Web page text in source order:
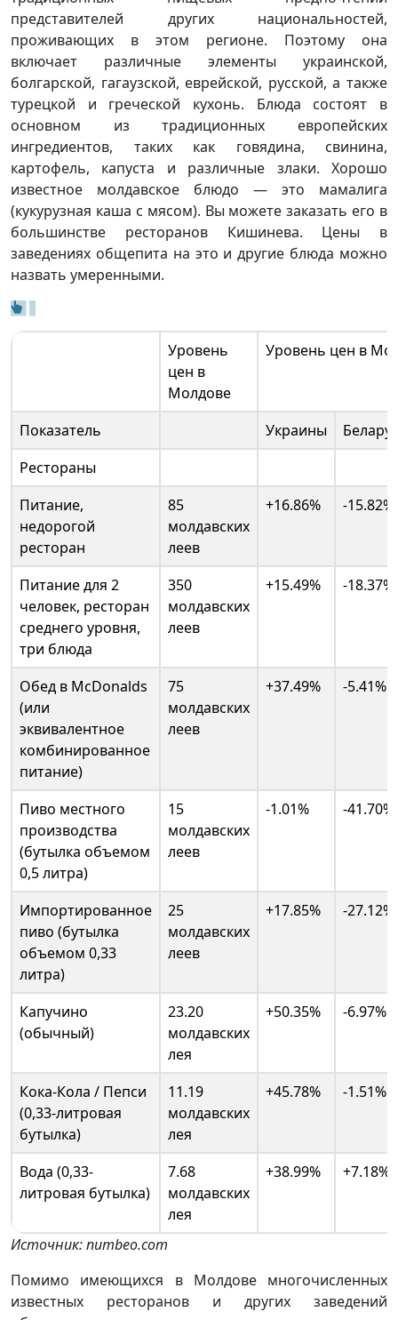
представителей других национальностей,
проживающих в этом регионе. Поэтому она
включает различные элементы украинской,
болгарской, гагаузской, еврейской, русской, а также
турецкой и греческой кухонь. Блюда состоят в
основном из традиционных европейских
ингредиентов, таких как говядина, свинина,
картофель, капуста и различные злаки. Хорошо
известное молдавское блюдо — это мамалига
(кукурузная каша с мясом). Вы можете заказать его в
большинстве ресторанов Кишинева. Цены в
заведениях общепита на это и другие блюда можно
назвать умеренными.
Уровень
цен в
Молдове
Уровень цен в
Показатель Украины
Рестораны
Питание,
недорогой
ресторан
85
молдавских
леев
+16.86% -15.82%
Питание для 2
человек, ресторан
среднего уровня,
три блюда
350
молдавских
леев
+15.49% -18.37%
Обед в McDonalds
(или
эквивалентное
комбинированное
питание)
75
молдавских
леев
+37.49% -5.41%
Пиво местного
производства
(бутылка объемом
0,5 литра)
15
молдавских
леев
-1.01% -41.70%
Импортированное
пиво (бутылка
объемом 0,33
литра)
25
молдавских
леев
+17.85% -27.12%
Капучино
(обычный)
23.20
молдавских
лея
+50.35% -6.97%
Кока-Кола / Пепси
(0,33-литровая
бутылка)
11.19
молдавских
лея
+45.78% -1.51%
Вода (0,33-
литровая бутылка)
7.68
молдавских
лея
+38.99% +7.18%
Источник: numbeo.com
Помимо имеющихся в Молдове многочисленных
известных ресторанов и других заведений